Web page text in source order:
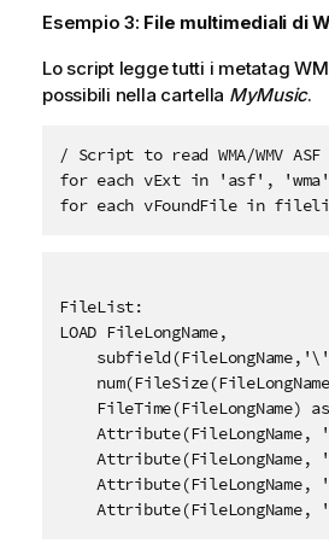
Esempio 3: File multimediali di
Lo script legge tutti i metatag
possibili nella cartella MyMusic.
/ Script to read WMA/WMV
for each vExt in 'asf',
for each vFoundFile in
FileList:
LOAD FileLongName,
FileTime(FileLongName)
Attribute(FileLongName,
Attribute(FileLongName,
Attribute(FileLongName,
Attribute(FileLongName,